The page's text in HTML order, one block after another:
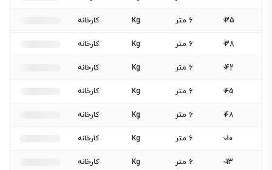
35 6 متر Kg کارخانه
38 6 متر Kg کارخانه
42 6 متر Kg کارخانه
45 6 متر Kg کارخانه
48 6 متر Kg کارخانه
10 6 متر Kg کارخانه
13 6 متر Kg کارخانه